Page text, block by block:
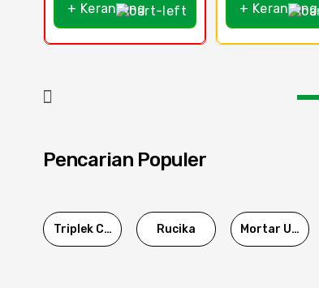
+ Keranjang + Keranjang
Pencarian Populer
Triplek Cor Rucika Mortar Utama